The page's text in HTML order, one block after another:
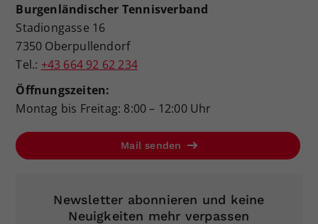
Burgenländischer Tennisverband
Stadiongasse 16
7350 Oberpullendorf
Tel.: +43 664 92 62 234
Öffnungszeiten:
Montag bis Freitag: 8:00 – 12:00 Uhr
Mail senden
Newsletter abonnieren und keine
Neuigkeiten mehr verpassen